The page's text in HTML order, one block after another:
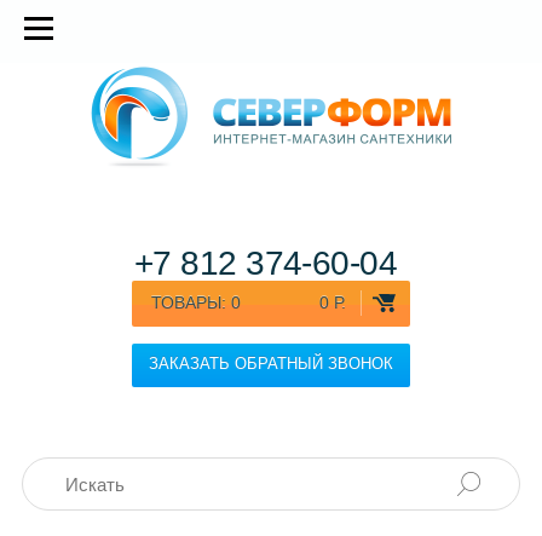
ТОВАРЫ: 0 0 Р.
ЗАКАЗАТЬ ОБРАТНЫЙ ЗВОНОК
+7 812 374-60-04